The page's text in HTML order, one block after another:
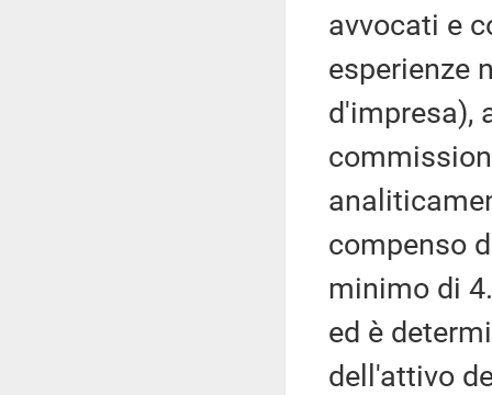
avvocati e
esperienze
d'impresa),
compenso
minimo di
ed è
dell'attivo